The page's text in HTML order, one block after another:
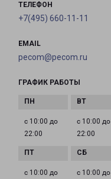
ТЕЛЕФОН
+7(495) 660-11-11
EMAIL
pecom@pecom.ru
ГРАФИК РАБОТЫ
с 10:00 до
22:00
с 10:00 до
22:00
с 10:00 до
с 10:00 до